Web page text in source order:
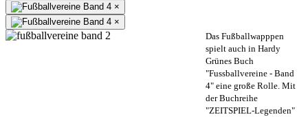
×
×
Das Fußballwapppen
spielt auch in Hardy
Grünes Buch
"Fussballvereine - Band
4" eine große Rolle. Mit
der Buchreihe
"ZEITSPIEL-Legenden"